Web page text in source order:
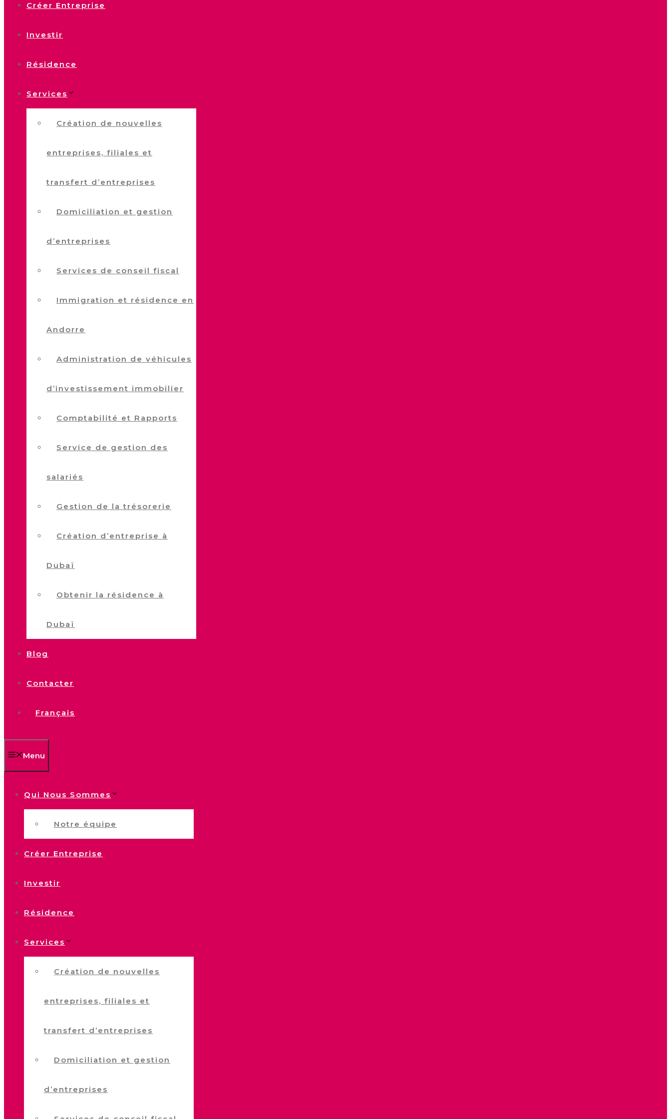
Créer Entreprise
Investir
Résidence
Services
Création de nouvelles
entreprises, filiales et
transfert d’entreprises
Domiciliation et gestion
d’entreprises
Services de conseil fiscal
Immigration et résidence en
Andorre
Administration de véhicules
d’investissement immobilier
Comptabilité et Rapports
Service de gestion des
salariés
Gestion de la trésorerie
Création d’entreprise à
Dubaï
Obtenir la résidence à
Dubaï
Blog
Contacter
Français
Menu
Qui Nous Sommes
Notre équipe
Créer Entreprise
Investir
Résidence
Services
Création de nouvelles
entreprises, filiales et
transfert d’entreprises
Domiciliation et gestion
d’entreprises